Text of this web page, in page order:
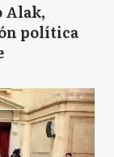
Alak,
política